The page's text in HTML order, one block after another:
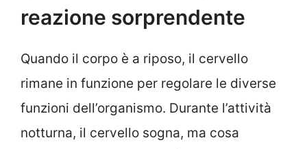
reazione sorprendente
Quando il corpo è a riposo, il cervello
rimane in funzione per regolare le diverse
funzioni dell’organismo. Durante l’attività
notturna, il cervello sogna, ma cosa